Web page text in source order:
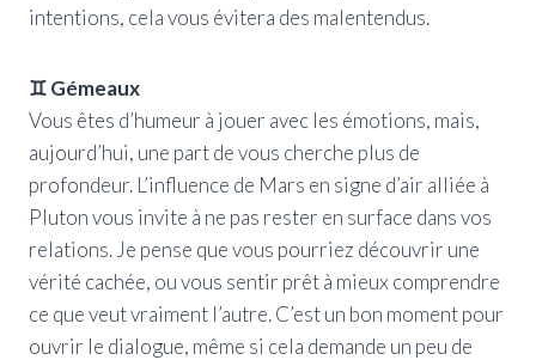
intentions, cela vous évitera des malentendus.
♊ Gémeaux
Vous êtes d’humeur à jouer avec les émotions, mais,
aujourd’hui, une part de vous cherche plus de
profondeur. L’influence de Mars en signe d’air alliée à
Pluton vous invite à ne pas rester en surface dans vos
relations. Je pense que vous pourriez découvrir une
vérité cachée, ou vous sentir prêt à mieux comprendre
ce que veut vraiment l’autre. C’est un bon moment pour
ouvrir le dialogue, même si cela demande un peu de